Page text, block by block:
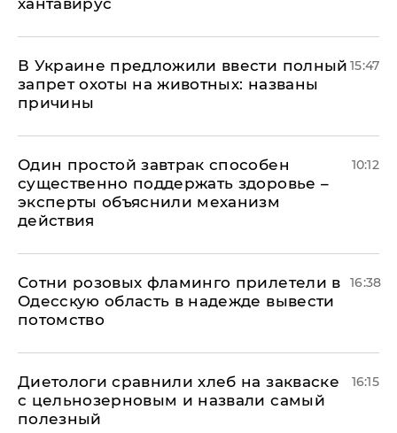
хантавирус
В Украине предложили ввести полный
запрет охоты на животных: названы
причины
15:47
Один простой завтрак способен
существенно поддержать здоровье –
эксперты объяснили механизм
действия
10:12
Сотни розовых фламинго прилетели в
Одесскую область в надежде вывести
потомство
16:38
Диетологи сравнили хлеб на закваске
с цельнозерновым и назвали самый
полезный
16:15